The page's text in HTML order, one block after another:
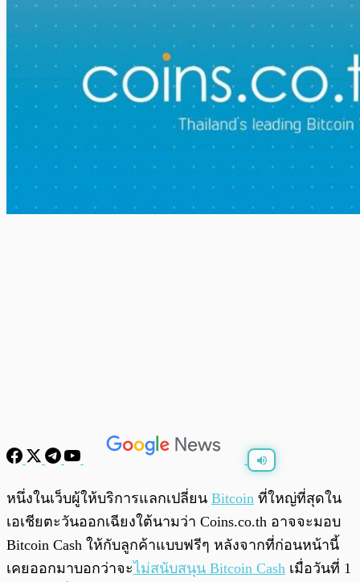
พร้อมเล่น 0:00 /0:00
หนึ่งในเว็บผู้ให้บริการแลกเปลี่ยน Bitcoin ที่ใหญ่ที่สุดใน
เอเชียตะวันออกเฉียงใต้นามว่า Coins.co.th อาจจะมอบ
Bitcoin Cash ให้กับลูกค้าแบบฟรีๆ หลังจากที่ก่อนหน้านี้
เคยออกมาบอกว่าจะไม่สนับสนุน Bitcoin Cash เมื่อวันที่ 1